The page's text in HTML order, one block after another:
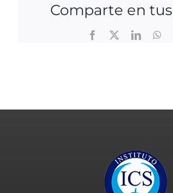
Comparte en
Facebook